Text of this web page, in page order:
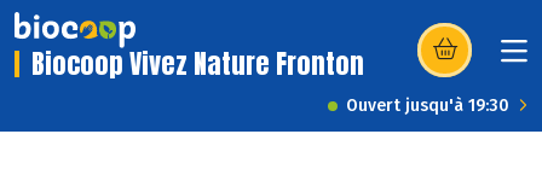
Biocoop Vivez Nature Fronton (s’ouvre dans
Ouvert jusqu'à 19:30